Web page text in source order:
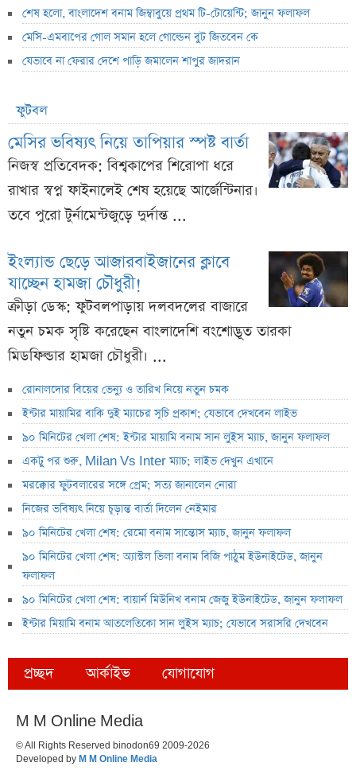
শেষ হলো, বাংলাদেশ বনাম জিম্বাবুয়ে প্রথম টি-টোয়েন্টি; জানুন ফলাফল
মেসি-এমবাপের গোল সমান হলে গোল্ডেন বুট জিতবেন কে
যেভাবে না ফেরার দেশে পাড়ি জমালেন শাপুর জাদরান
ফুটবল
মেসির ভবিষ্যৎ নিয়ে তাপিয়ার স্পষ্ট বার্তা
নিজস্ব প্রতিবেদক: বিশ্বকাপের শিরোপা ধরে
রাখার স্বপ্ন ফাইনালেই শেষ হয়েছে আর্জেন্টিনার।
তবে পুরো টুর্নামেন্টজুড়ে দুর্দান্ত ...
ইংল্যান্ড ছেড়ে আজারবাইজানের ক্লাবে
যাচ্ছেন হামজা চৌধুরী!
ক্রীড়া ডেস্ক: ফুটবলপাড়ায় দলবদলের বাজারে
নতুন চমক সৃষ্টি করেছেন বাংলাদেশি বংশোদ্ভূত তারকা
মিডফিল্ডার হামজা চৌধুরী। ...
রোনালদোর বিয়ের ভেন্যু ও তারিখ নিয়ে নতুন চমক
ইন্টার মায়ামির বাকি দুই ম্যাচের সূচি প্রকাশ; যেভাবে দেখবেন লাইভ
৯০ মিনিটের খেলা শেষ: ইন্টার মায়ামি বনাম সান লুইস ম্যাচ, জানুন ফলাফল
একটু পর শুরু, Milan Vs Inter ম্যাচ; লাইভ দেখুন এখানে
মরক্কোর ফুটবলারের সঙ্গে প্রেম; সত্য জানালেন নোরা
নিজের ভবিষ্যৎ নিয়ে চূড়ান্ত বার্তা দিলেন নেইমার
৯০ মিনিটের খেলা শেষ: রেমো বনাম সান্তোস ম্যাচ, জানুন ফলাফল
৯০ মিনিটের খেলা শেষ: অ্যাস্টল ভিলা বনাম বিজি পাঠুম ইউনাইটেড, জানুন
ফলাফল
৯০ মিনিটের খেলা শেষ: বায়ার্ন মিউনিখ বনাম জেজু ইউনাইটেড, জানুন ফলাফল
ইন্টার মিয়ামি বনাম আতলেতিকো সান লুইস ম্যাচ; যেভাবে সরাসরি দেখবেন
প্রচ্ছদ আর্কাইভ যোগাযোগ
M M Online Media
© All Rights Reserved binodon69 2009-2026
Developed by M M Online Media